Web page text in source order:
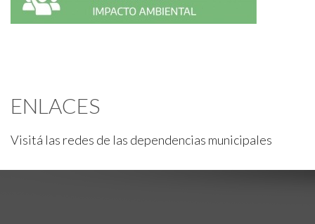
ENLACES
Visitá las redes de las dependencias municipales